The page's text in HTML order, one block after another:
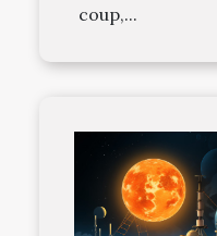
coup,...